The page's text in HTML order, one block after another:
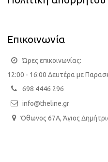
Επικοινωνία
Ώρες επικοινωνίας:
12:00 - 16:00 Δευτέρα με
698 4446 296
info@theline.gr
Όθωνος 67Α, Άγιος